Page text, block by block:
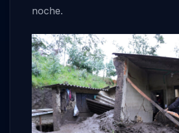
noche.